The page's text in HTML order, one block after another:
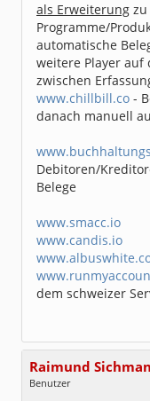
als Erweiterung
Programme/
automatische
weitere Player auf
zwischen
www.chillbill.co -
danach manuell
Debitoren/
Belege
www.smacc.io
www.candis.io
dem schweizer
Raimund
Benutzer